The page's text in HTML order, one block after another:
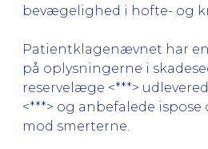
bevægelighed i hofte- og
Patientklagenævnet har
på oplysningerne i
reservelæge <***>
<***> og anbefalede
mod smerterne.